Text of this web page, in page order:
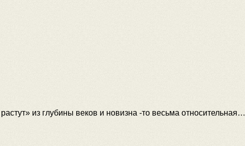
из глубины веков и новизна -то весьма относительная…